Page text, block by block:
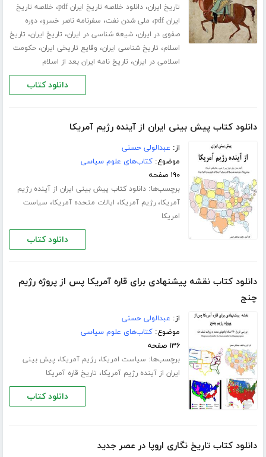
تاریخ ایران،دانلود خلاصه تاریخ ایران pdf ، خلاصه تاریخ
ایران pdf
، ملی شدن نفت، سفرنامه ناصر خسرو،دوره
صفوی در ایران،شیعه شناسی در ایران، تاریخ ایران، تاریخ
اسلام، تاریخ شناسی ایران، وقایع تاریخی ایران،حکومت
اسلامی در ایران، تاریخ نامه ایران بعد از اسلام
دانلود کتاب
دانلود کتاب پیش بینی ایران از آینده رژیم آمریکا
از: عبدالولی حسنی
موضوع:کتاب‌های علوم سیاسی
۱۹۰ صفحه
برچسب‌ها:دانلود کتاب پیش بینی ایران از آینده رژیم
آمریکا،رژیم آمریکا، ایالات متحده آمریکا، سیاست
امریکا
دانلود کتاب
دانلود کتاب نقشه پیشنهادی برای قاره آمریکا پس از پروژه رژیم
چنج
از: عبدالولی حسنی
موضوع:کتاب‌های علوم سیاسی
۱۳۶ صفحه
برچسب‌ها: سیاست امریکا،رژیم آمریکا، پیش بینی
ایران از آینده رژیم آمریکا، تاریخ قاره آمریکا
دانلود کتاب
دانلود کتاب تاریخ نگاری اروپا در عصر جدید